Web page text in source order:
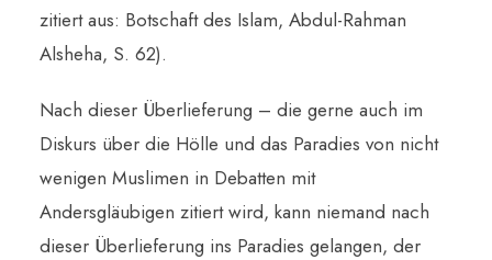
zitiert aus: Botschaft des Islam, Abdul-Rahman
Alsheha, S. 62).
Nach dieser Überlieferung – die gerne auch im
Diskurs über die Hölle und das Paradies von nicht
wenigen Muslimen in Debatten mit
Andersgläubigen zitiert wird, kann niemand nach
dieser Überlieferung ins Paradies gelangen, der